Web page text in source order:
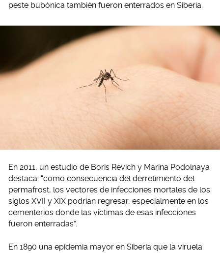
peste bubónica también fueron enterrados en Siberia.
En 2011, un estudio de Boris Revich y Marina Podolnaya
destaca: “como consecuencia del derretimiento del
permafrost, los vectores de infecciones mortales de los
siglos XVII y XIX podrían regresar, especialmente en los
cementerios donde las víctimas de esas infecciones
fueron enterradas”.
En 1890 una epidemia mayor en Siberia que la viruela